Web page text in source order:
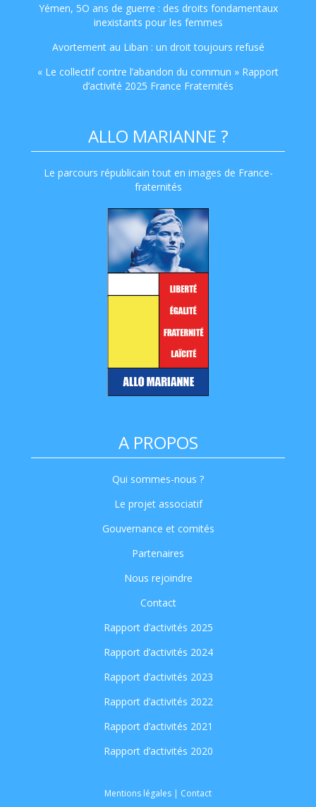
Yémen, 5O ans de guerre : des droits fondamentaux
inexistants pour les femmes
Avortement au Liban : un droit toujours refusé
« Le collectif contre l’abandon du commun » Rapport
d’activité 2025 France Fraternités
ALLO MARIANNE ?
Le parcours républicain tout en images de France-
fraternités
A PROPOS
Qui sommes-nous ?
Le projet associatif
Gouvernance et comités
Partenaires
Nous rejoindre
Contact
Rapport d’activités 2025
Rapport d’activités 2024
Rapport d’activités 2023
Rapport d’activités 2022
Rapport d’activités 2021
Rapport d’activités 2020
Mentions légales | Contact